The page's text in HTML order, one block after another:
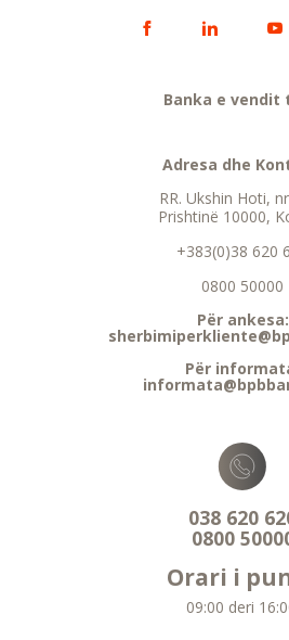
Banka e vendit
Adresa dhe
RR. Ukshin Hoti,
Prishtinë 10000,
+383(0)38 620
0800 50000
Për ankesa:
Për
038 620
0800
Orari i
09:00 deri